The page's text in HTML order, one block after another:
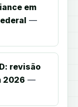
em
—
revisão
2026 —